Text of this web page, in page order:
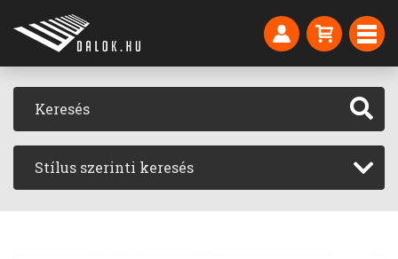
Stílus szerinti keresés